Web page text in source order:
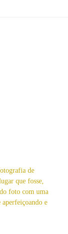
de
que fosse,
foto com uma
e